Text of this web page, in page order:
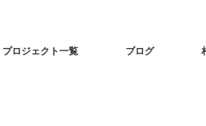
プロジェクト一覧 ブログ